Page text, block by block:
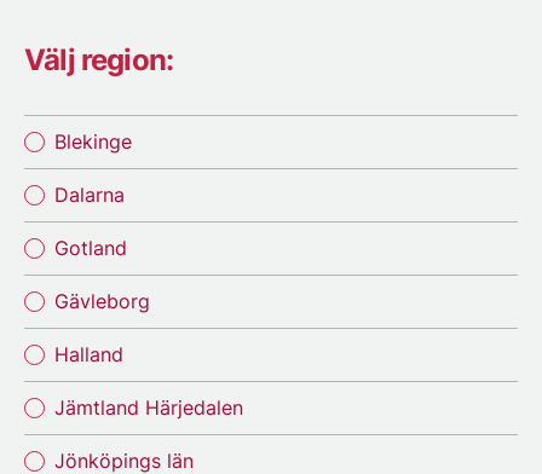
Välj region:
Blekinge
Dalarna
Gotland
Gävleborg
Halland
Jämtland Härjedalen
Jönköpings län